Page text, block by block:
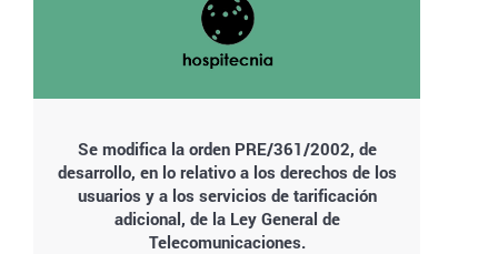
Se modifica la orden PRE/361/2002, de
desarrollo, en lo relativo a los derechos de los
usuarios y a los servicios de tarificación
adicional, de la Ley General de
Telecomunicaciones.